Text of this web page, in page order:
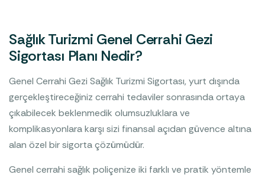
Sağlık Turizmi Genel Cerrahi Gezi
Sigortası Planı Nedir?
Genel Cerrahi Gezi Sağlık Turizmi Sigortası, yurt dışında
gerçekleştireceğiniz cerrahi tedaviler sonrasında ortaya
çıkabilecek beklenmedik olumsuzluklara ve
komplikasyonlara karşı sizi finansal açıdan güvence altına
alan özel bir sigorta çözümüdür.
Genel cerrahi sağlık poliçenize iki farklı ve pratik yöntemle